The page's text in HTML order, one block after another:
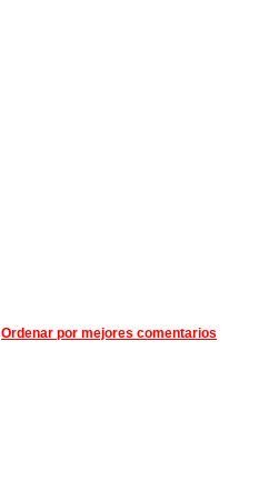
Ordenar por mejores comentarios